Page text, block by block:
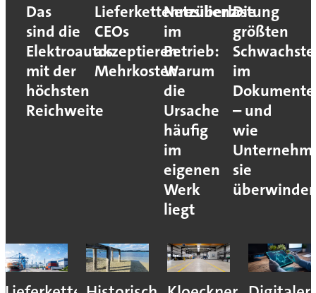
Das
sind die
Elektroautos
mit der
höchsten
Reichweite
Lieferkettenresilienz:
CEOs
akzeptieren
Mehrkosten
Netzüberlastung
im
Betrieb:
Warum
die
Ursache
häufig
im
eigenen
Werk
liegt
Die
größten
im
– und
wie
sie